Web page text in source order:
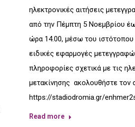
ηλεκτρονικές αιτήσεις
από την Πέμπτη 5 Νοεμβρίου
ώρα 14.00, μέσω του ιστότοπου
ειδικές εφαρμογές
πληροφορίες σχετικά με τις
μετακίνησης ακολουθήστε τον
https://stadiodromia.gr/
Read more